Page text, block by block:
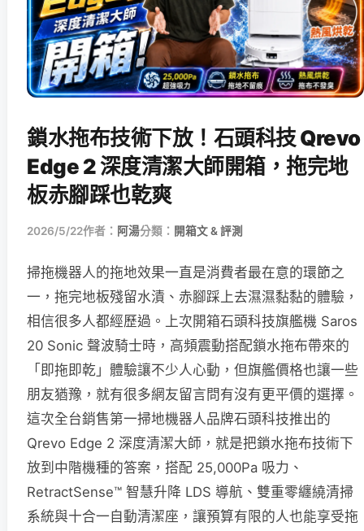
鎖水拖布技術下放！石頭科技 Qrevo
Edge 2 深度清潔大師開箱，拖完地
板赤腳踩也乾爽
2026/5/22作者： 阿湯分類： 開箱文 & 評測
掃拖機器人的拖地效果一直是消費者最在意的環節之
一，拖完地板殘留水漬、赤腳踩上去濕濕黏黏的體驗，
相信很多人都經歷過。上次開箱石頭科技旗艦機 Saros
20 Sonic 聲波騎士時，高頻震動搭配鎖水拖布帶來的
「即拖即乾」體驗讓不少人心動，但旗艦價格也讓一些
朋友猶豫，就有很多網友留言問有沒有更平價的選擇。
這次全台銷售第一掃地機器人品牌石頭科技推出的
Qrevo Edge 2 深度清潔大師，就是把鎖水拖布技術下
放到中階機種的答案，搭配 25,000Pa 吸力、
RetractSense™ 智慧升降 LDS 導航、雙重零纏繞清掃
系統與十合一自動清潔座，讓預算有限的人也能享受拖